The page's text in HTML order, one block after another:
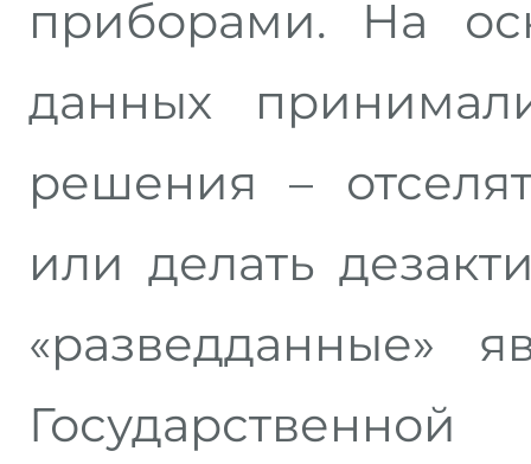
приборами. На
данных
решения –
или делать
«разведданные»